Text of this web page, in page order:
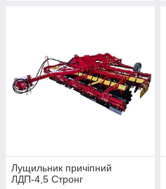
Лущильник причіпний
ЛДП-4,5 Стронг